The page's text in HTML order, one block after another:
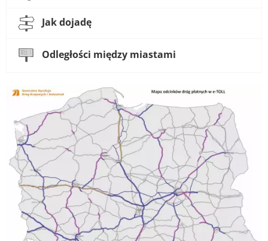
Jak dojadę
Odległości między miastami